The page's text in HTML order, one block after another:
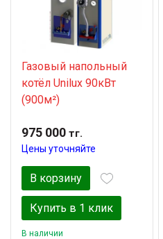
Газовый напольный
котёл Unilux 90кВт
(900м²)
975 000 тг.
Цены уточняйте
В корзину
Купить в 1 клик
В наличии